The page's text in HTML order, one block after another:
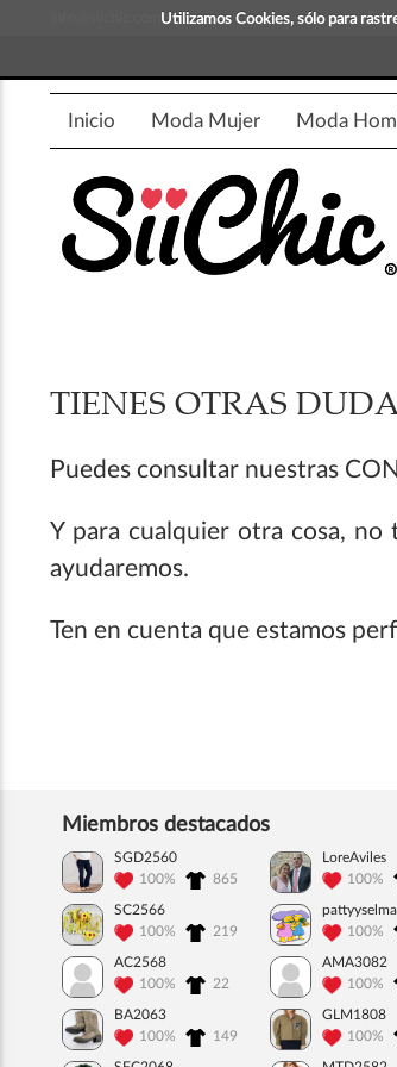
Utilizamos Cookies, sólo para
Inicio Moda Mujer Moda
TIENES OTRAS
Puedes consultar nuestras
Y para cualquier otra cosa,
ayudaremos.
Ten en cuenta que estamos
Miembros destacados
SGD2560
100%
865
LoreAviles
100%
SC2566
100%
219
pattyyselma
100%
AC2568
100%
22
AMA3082
100%
BA2063
100%
149
GLM1808
100%